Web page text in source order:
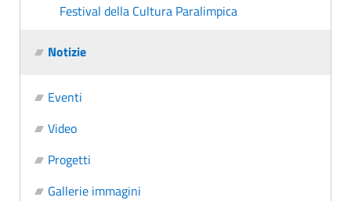
Festival della Cultura Paralimpica
Notizie
Eventi
Video
Progetti
Gallerie immagini